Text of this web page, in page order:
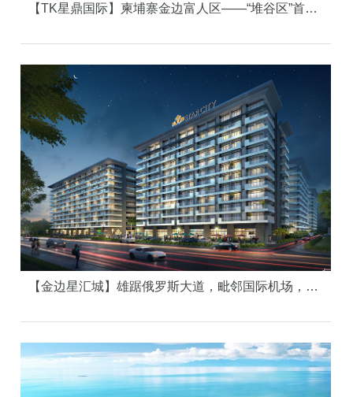
【TK星鼎国际】柬埔寨金边富人区——“堆谷区”首席精品住宅楼盘
【金边星汇城】雄踞俄罗斯大道，毗邻国际机场，10万美金首选项目